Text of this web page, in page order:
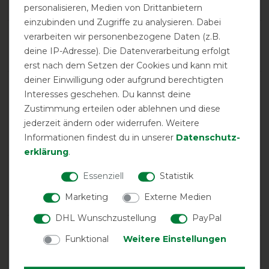
Product Rating
5/5
product experience
calculated from 1 customer reviews
Positive
Neutral
0%
Negative
0%
Tolle Decke, super Qualität, Passt perfekt
personalisieren, Medien von Drittanbietern
einzubinden und Zugriffe zu analysieren. Dabei
verarbeiten wir personenbezogene Daten (z.B.
deine IP-Adresse). Die Datenverarbeitung erfolgt
erst nach dem Setzen der Cookies und kann mit
deiner Einwilligung oder aufgrund berechtigten
Interesses geschehen. Du kannst deine
Zustimmung erteilen oder ablehnen und diese
jederzeit ändern oder widerrufen. Weitere
Informationen findest du in unserer Daten­schutz­
erklärung.
Essenziell
Statistik
Marketing
Externe Medien
DHL Wunschzustellung
PayPal
Funktional
Weitere Einstellungen